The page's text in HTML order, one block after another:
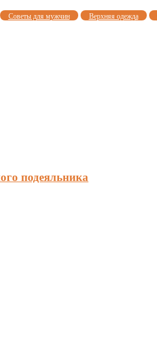
Советы для мужчин Верхняя одежда
подеяльника